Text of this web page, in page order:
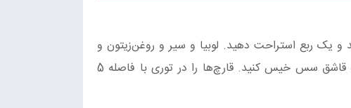
و یک ربع استراحت دهید. لوبیا و سیر و روغن‌زیتون و
پودر چیلی و نمک را در مخلوط‌کن کمی بزنید و کنار بگذارید. اسفناج‌ها را در یک قاشق سس خیس کنید. قارچ‌ها را در توری با فاصله 5